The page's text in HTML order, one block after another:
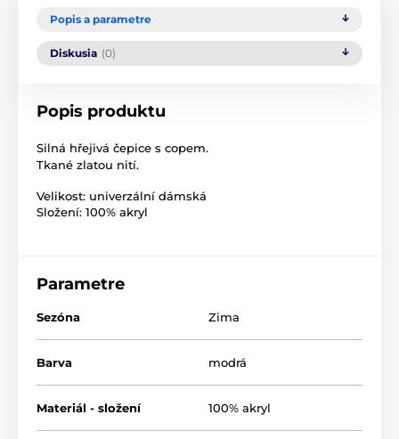
Popis a parametre
Diskusia (0)
Popis produktu
Silná hřejivá čepice s copem.
Tkané zlatou nití.
Velikost: univerzální dámská
Složení: 100% akryl
Parametre
Sezóna Zima
Barva modrá
Materiál - složení 100% akryl